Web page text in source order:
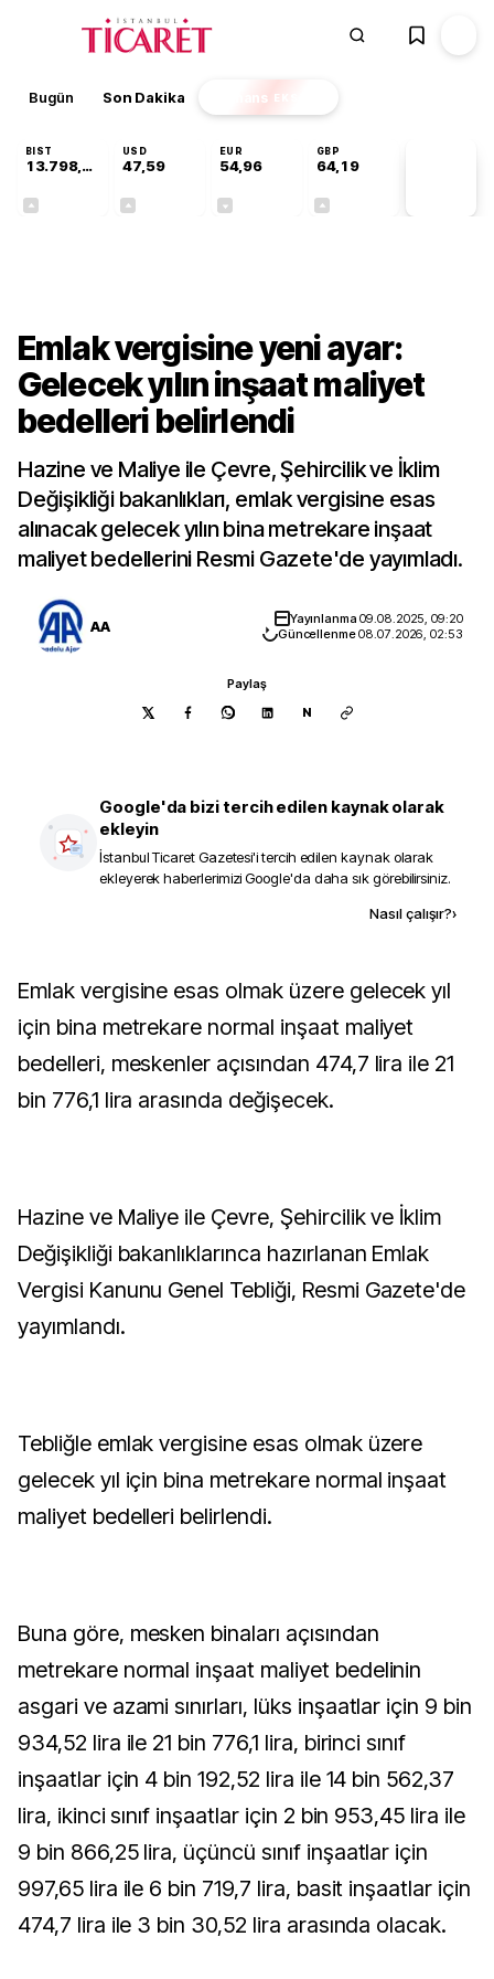
Bugün Son Dakika Finans EKSTRA
BIST
13.798,82
USD
47,59
EUR
54,96
GBP
64,19
Emlak vergisine yeni ayar:
Gelecek yılın inşaat maliyet
bedelleri belirlendi
Hazine ve Maliye ile Çevre, Şehircilik ve İklim
Değişikliği bakanlıkları, emlak vergisine esas
alınacak gelecek yılın bina metrekare inşaat
maliyet bedellerini Resmi Gazete'de yayımladı.
AA Yayınlanma09.08.2025, 09:20
Güncellenme08.07.2026, 02:53
Paylaş
N
Google'da bizi tercih edilen kaynak olarak
ekleyin
İstanbul Ticaret Gazetesi'i tercih edilen kaynak olarak
ekleyerek haberlerimizi Google'da daha sık görebilirsiniz.
Nasıl çalışır?›
Emlak vergisine esas olmak üzere gelecek yıl
için bina metrekare normal inşaat maliyet
bedelleri, meskenler açısından 474,7 lira ile 21
bin 776,1 lira arasında değişecek.
Hazine ve Maliye ile Çevre, Şehircilik ve İklim
Değişikliği bakanlıklarınca hazırlanan Emlak
Vergisi Kanunu Genel Tebliği, Resmi Gazete'de
yayımlandı.
Tebliğle emlak vergisine esas olmak üzere
gelecek yıl için bina metrekare normal inşaat
maliyet bedelleri belirlendi.
Buna göre, mesken binaları açısından
metrekare normal inşaat maliyet bedelinin
asgari ve azami sınırları, lüks inşaatlar için 9 bin
934,52 lira ile 21 bin 776,1 lira, birinci sınıf
inşaatlar için 4 bin 192,52 lira ile 14 bin 562,37
lira, ikinci sınıf inşaatlar için 2 bin 953,45 lira ile
9 bin 866,25 lira, üçüncü sınıf inşaatlar için
997,65 lira ile 6 bin 719,7 lira, basit inşaatlar için
474,7 lira ile 3 bin 30,52 lira arasında olacak.